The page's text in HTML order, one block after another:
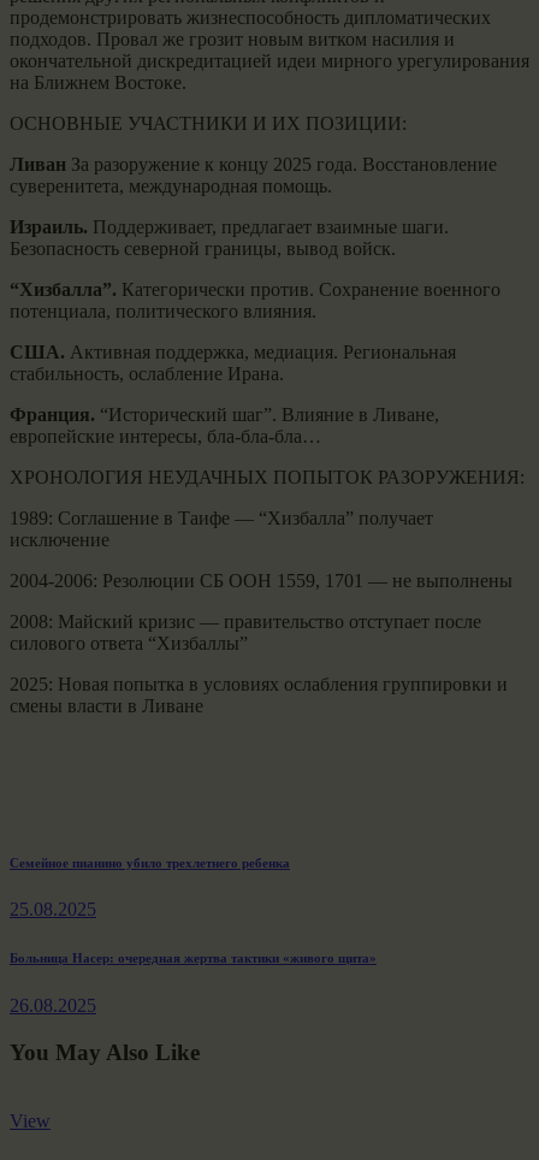
продемонстрировать жизнеспособность дипломатических
подходов. Провал же грозит новым витком насилия и
окончательной дискредитацией идеи мирного урегулирования
на Ближнем Востоке.
ОСНОВНЫЕ УЧАСТНИКИ И ИХ ПОЗИЦИИ:
Ливан За разоружение к концу 2025 года. Восстановление
суверенитета, международная помощь.
Израиль. Поддерживает, предлагает взаимные шаги.
Безопасность северной границы, вывод войск.
“Хизбалла”. Категорически против. Сохранение военного
потенциала, политического влияния.
США. Активная поддержка, медиация. Региональная
стабильность, ослабление Ирана.
Франция. “Исторический шаг”. Влияние в Ливане,
европейские интересы, бла-бла-бла…
ХРОНОЛОГИЯ НЕУДАЧНЫХ ПОПЫТОК РАЗОРУЖЕНИЯ:
1989: Соглашение в Таифе — “Хизбалла” получает
исключение
2004-2006: Резолюции СБ ООН 1559, 1701 — не выполнены
2008: Майский кризис — правительство отступает после
силового ответа “Хизбаллы”
2025: Новая попытка в условиях ослабления группировки и
смены власти в Ливане
Навигация
по
Previous
Семейное пианино убило трехлетнего ребенка
25.08.2025
Next
Больница Насер: очередная жертва тактики «живого щита»
26.08.2025
You May Also Like
View